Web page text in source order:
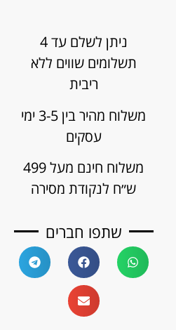
ניתן לשלם עד 4
תשלומים שווים ללא
ריבית
משלוח מהיר בין 3-5 ימי
עסקים
משלוח חינם מעל 499
ש״ח לנקודת מסירה
שתפו חברים